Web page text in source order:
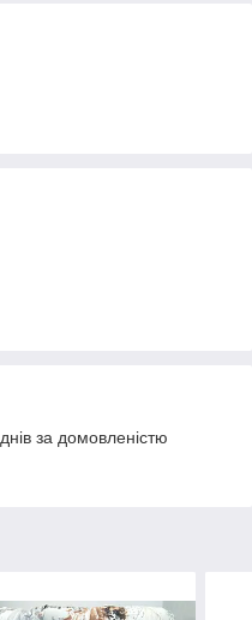
за домовленістю